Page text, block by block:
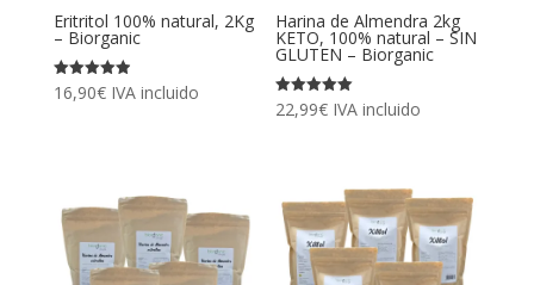
Eritritol 100% natural, 2Kg
– Biorganic
Valorado
con
16,90€ IVA incluido
Harina de Almendra 2kg
KETO, 100% natural – SIN
GLUTEN – Biorganic
Valorado
con
22,99€ IVA incluido